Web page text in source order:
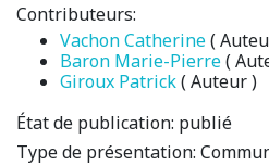
Contributeurs:
Vachon Catherine(
Baron Marie-Pierre(
Giroux Patrick( Auteur )
État de publication: publié
Type de présentation: